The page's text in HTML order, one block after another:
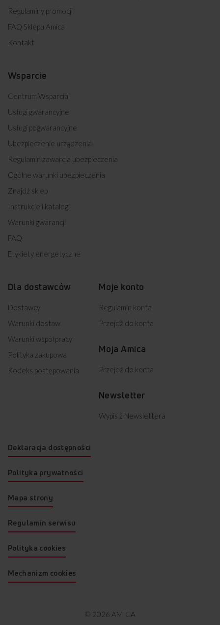
Regulaminy promocji
FAQ Sklepu Amica
Kontakt
Wsparcie
Centrum Wsparcia
Usługi gwarancyjne
Usługi pogwarancyjne
Ubezpieczenie urządzenia
Regulamin zawarcia ubezpieczenia
Ogólne warunki ubezpieczenia
Znajdź sklep
Instrukcje i katalogi
Warunki gwarancji
FAQ
Etykiety energetyczne
Dla dostawców
Dostawcy
Warunki dostaw
Warunki współpracy
Polityka zakupowa
Kodeks postępowania
Moje konto
Regulamin konta
Przejdź do konta
Moja Amica
Przejdź do konta
Newsletter
Wypis z Newslettera
© 2026 AMICA
Deklaracja dostępności
Polityka prywatności
Mapa strony
Regulamin serwisu
Polityka cookies
Mechanizm cookies